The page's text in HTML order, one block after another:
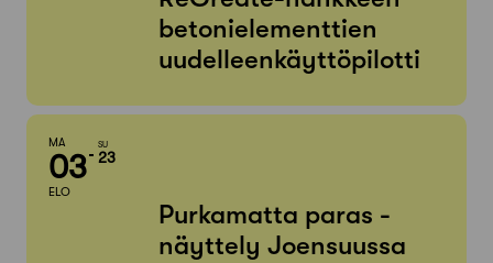
betonielementtien
uudelleenkäyttöpilotti
MA
03
ELO
SU
23
Purkamatta paras -
näyttely Joensuussa